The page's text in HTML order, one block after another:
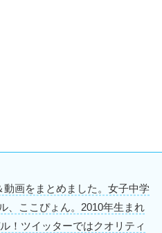
動画をまとめました。女子中学
、ここぴょん。2010年生まれ
！ツイッターではクオリティ